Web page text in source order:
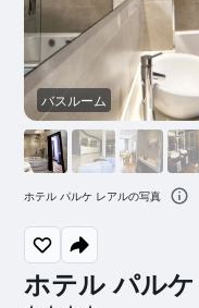
ホテル パル
バスルーム
ホテル パルケ レアルの写真